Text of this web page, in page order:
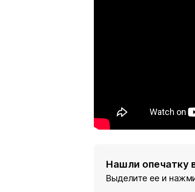
Нашли опечатку
Выделите ее и